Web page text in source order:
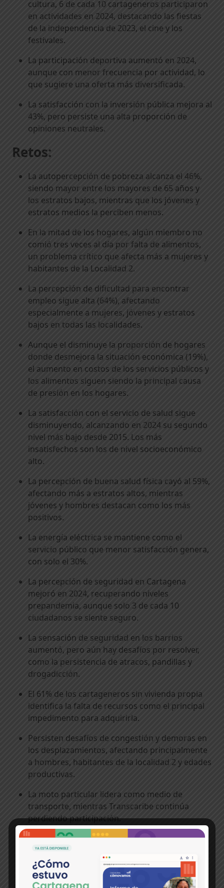
cultura, 6 de cada 10 cartageneros participaron
en actividades en 2024, destacando las fiestas
de la independencia de 2023, el cine y los
festivales.
La participación deportiva aumentó en 2024,
aunque con menor frecuencia por actividad, lo
que sugiere una oferta más diversificada.
La satisfacción con la inversión pública mejora al
43%, pero persiste una alta proporción de
opiniones neutrales.
Retos:
La autopercepción de pobreza alcanza el 46%,
siendo mayor entre los mayores de 65 años y
los estratos bajos, mientras que los jóvenes y
estratos medios la perciben menos.
En la mitad de los hogares, algún miembro no
comió tres veces al día por falta de alimentos,
un problema crítico que afecta más a mujeres y
habitantes de la Localidad 2.
La percepción de dificultad para encontrar
empleo sigue alta (64%), afectando
especialmente a mujeres, jóvenes y estratos
bajos en todas las localidades.
Aunque el disminuye la proporción de hogares
donde desmejora la situación económica (19%),
el aumento en costos de los servicios públicos y
los alimentos siguen siendo la principal causa
de presión en los hogares.
La satisfacción con el servicio de salud sigue
disminuyendo, alcanzando en 2024 su segundo
nivel más bajo desde 2015. Los más
insatisfechos son los de nivel socioeconómico
alto.
La percepción de buena salud física cayó al 59%,
afectando más a estratos altos, mientras
jóvenes y hombres destacan como los más
positivos.
La energía eléctrica se mantiene como el
servicio público que menor satisfacción genera,
con solo el 30%.
La percepción de seguridad en Cartagena
mejoró en 2024, recuperando niveles
prepandemia, aunque solo 3 de cada 10
ciudadanos se siente seguro.
La sensación de seguridad en los barrios
aumentó, pero aún hay desafíos por resolver,
como la persistencia de atracos, pandillas y
drogadicción.
El 61% de los cartageneros sin vivienda propia
identifica la falta de recursos como el principal
impedimento para adquirirla.
Persisten desafíos de congestión y demoras en
los desplazamientos, afectando principalmente
a hombres, habitantes de la localidad 2 y edades
productivas.
La moto particular lidera como medio de
transporte, mientras Transcaribe continúa
perdiendo participación.
Aumentó la participación en organizaciones
comunitarias, aunque sigue siendo baja con 6
de cada 10 cartageneros no se involucró en
ninguna organización, espacio o red.